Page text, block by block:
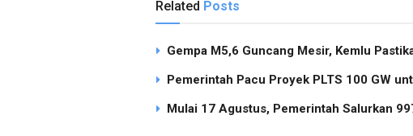
Related Posts
Gempa M5,6 Guncang Mesir, Kemlu
Pemerintah Pacu Proyek PLTS 100 GW
Mulai 17 Agustus, Pemerintah Salurkan